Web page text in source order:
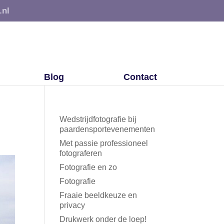
Blog Contact
Wedstrijdfotografie bij
paardensportevenementen
Met passie professioneel
fotograferen
Fotografie en zo
Fotografie
Fraaie beeldkeuze en
privacy
Drukwerk onder de loep!